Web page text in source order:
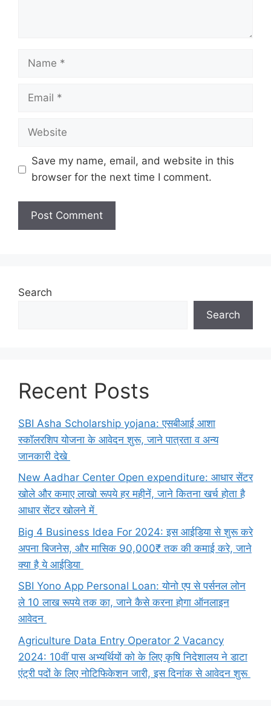
Name
Email
Website
Save my name, email, and website in this
browser for the next time I comment.
Search
Search
Recent Posts
SBI Asha Scholarship yojana: एसबीआई आशा
स्कॉलरशिप योजना के आवेदन शुरू, जाने पात्रता व अन्य
जानकारी देखे
New Aadhar Center Open expenditure: आधार सेंटर
खोले और कमाए लाखो रूपये हर महीनें, जाने कितना खर्च होता है
आधार सेंटर खोलने में
Big 4 Business Idea For 2024: इस आईडिया से शुरू करे
अपना बिजनेस, और मासिक 90,000₹ तक की कमाई करे, जाने
क्या है ये आईडिया
SBI Yono App Personal Loan: योनो एप से पर्सनल लोन
ले 10 लाख रूपये तक का, जाने कैसे करना होगा ऑनलाइन
आवेदन
Agriculture Data Entry Operator 2 Vacancy
2024: 10वीं पास अभ्यर्थियों को के लिए कृषि निदेशालय ने डाटा
एंट्री पदों के लिए नोटिफिकेशन जारी, इस दिनांक से आवेदन शुरू